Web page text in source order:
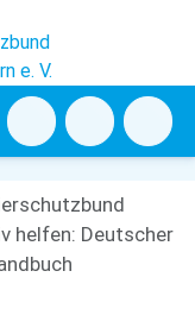
e. V.
helfen: Deutscher